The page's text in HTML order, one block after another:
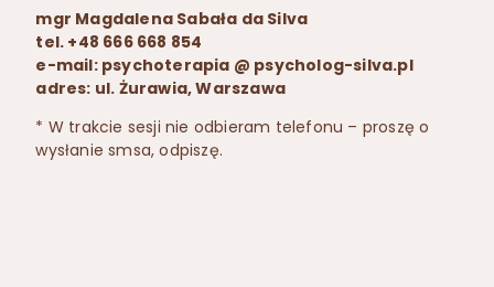
mgr Magdalena Sabała da Silva
tel. +48 666 668 854
e-mail: psychoterapia @ psycholog-silva.pl
adres: ul. Żurawia, Warszawa
* W trakcie sesji nie odbieram telefonu – proszę o
wysłanie smsa, odpiszę.